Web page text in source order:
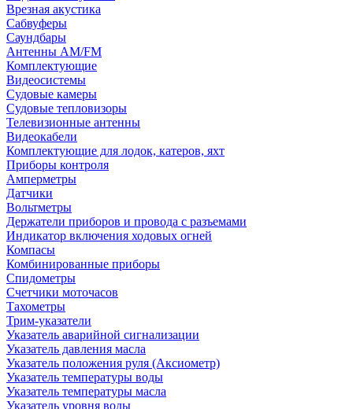
Врезная акустика
Сабвуферы
Саундбары
Антенны AM/FM
Комплектующие
Видеосистемы
Судовые камеры
Cудовые тепловизоры
Телевизионные антенны
Видеокабели
Комплектующие для лодок, катеров, яхт
Приборы контроля
Амперметры
Датчики
Вольтметры
Держатели приборов и провода с разъемами
Индикатор включения ходовых огней
Компасы
Комбинированные приборы
Спидометры
Счетчики моточасов
Тахометры
Трим-указатели
Указатель аварийной сигнализации
Указатель давления масла
Указатель положения руля (Аксиометр)
Указатель температуры воды
Указатель температуры масла
Указатель уровня воды